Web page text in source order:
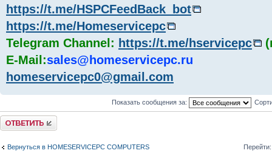
https://t.me/HSPCFeedBack_bot
https://t.me/Homeservicepc
Telegram Channel: https://t.me/hservicepc
E-Mail:sales@homeservicepc.ru
homeservicepc0@gmail.com
Показать сообщения за:
Комментировать
Вернуться в HOMESERVICEPC COMPUTERS Перейти: